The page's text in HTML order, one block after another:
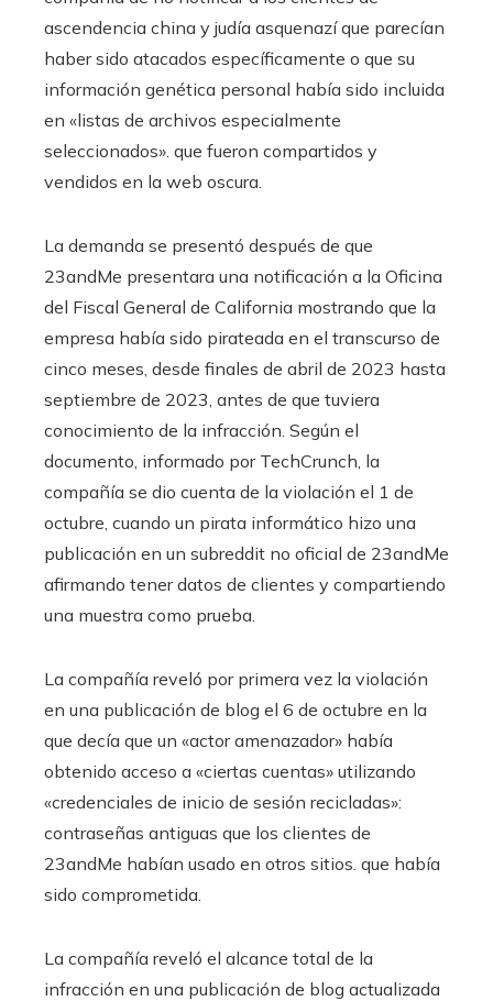
ascendencia china y judía asquenazí que parecían
haber sido atacados específicamente o que su
información genética personal había sido incluida
en «listas de archivos especialmente
seleccionados». que fueron compartidos y
vendidos en la web oscura.
La demanda se presentó después de que
23andMe presentara una notificación a la Oficina
del Fiscal General de California mostrando que la
empresa había sido pirateada en el transcurso de
cinco meses, desde finales de abril de 2023 hasta
septiembre de 2023, antes de que tuviera
conocimiento de la infracción. Según el
documento, informado por TechCrunch, la
compañía se dio cuenta de la violación el 1 de
octubre, cuando un pirata informático hizo una
publicación en un subreddit no oficial de 23andMe
afirmando tener datos de clientes y compartiendo
una muestra como prueba.
La compañía reveló por primera vez la violación
en una publicación de blog el 6 de octubre en la
que decía que un «actor amenazador» había
obtenido acceso a «ciertas cuentas» utilizando
«credenciales de inicio de sesión recicladas»:
contraseñas antiguas que los clientes de
23andMe habían usado en otros sitios. que había
sido comprometida.
La compañía reveló el alcance total de la
infracción en una publicación de blog actualizada